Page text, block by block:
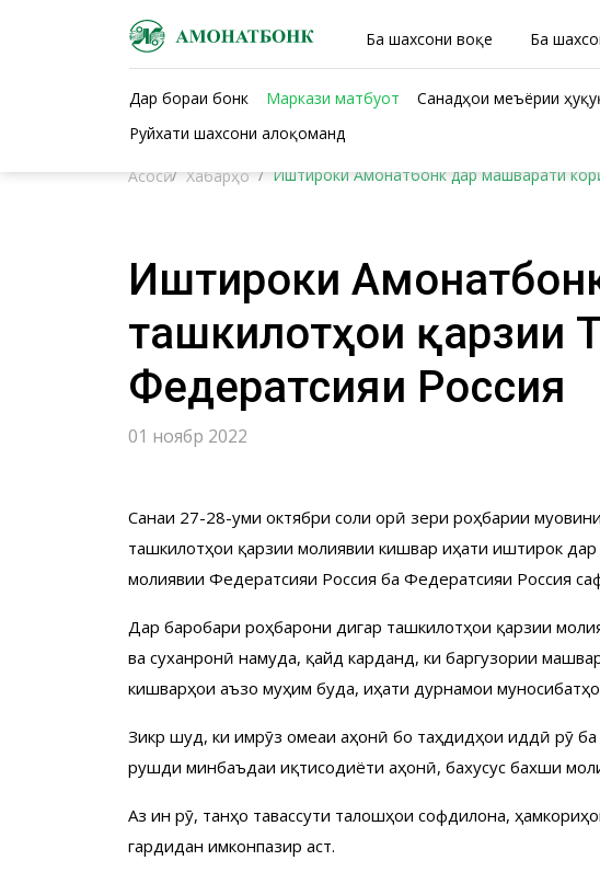
Ба шахсони воқеӣ Ба
Дар бораи бонк Маркази матбуот Санадҳои меъёрии
Руйхати шахсони алоқоманд
Асосӣ Хабарҳо Иштироки Амонатбонк дар машварати
Иштироки
ташкилотҳои қарзии
Федератсияи Россия
01 ноябр 2022
Санаи 27-28-уми октябри соли ҷорӣ зери роҳбарии
ташкилотҳои қарзии молиявии кишвар ҷиҳати иштирок
молиявии Федератсияи Россия ба Федератсияи Россия
Дар баробари роҳбарони дигар ташкилотҳои қарзии
ва суханронӣ намуда, қайд карданд, ки баргузории
кишварҳои аъзо муҳим буда, ҷиҳати дурнамои
Зикр шуд, ки имрӯз ҷомеаи ҷаҳонӣ бо таҳдидҳои ҷиддӣ рӯ
рушди минбаъдаи иқтисодиёти ҷаҳонӣ, бахусус бахши
Аз ин рӯ, танҳо тавассути талошҳои софдилона,
гардидан имконпазир аст.